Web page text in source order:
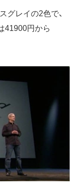
グレイの2色で、
41900円から